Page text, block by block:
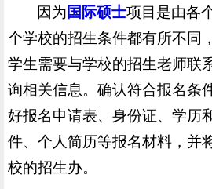
因为国际硕士项目是由各
个学校的招生条件都有所不同
学生需要与学校的招生老师联
询相关信息。确认符合报名条
好报名申请表、身份证、学历
件、个人简历等报名材料，并
校的招生办。